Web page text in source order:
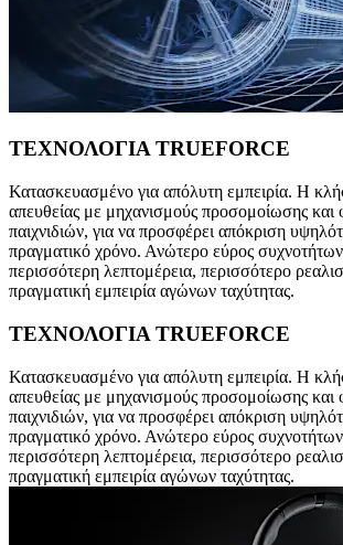
ΤΕΧΝΟΛΟΓΙΑ TRUEFORCE
Κατασκευασμένο για απόλυτη εμπειρία. Η
απευθείας με μηχανισμούς προσομοίωσης και
παιχνιδιών, για να προσφέρει απόκριση
πραγματικό χρόνο. Ανώτερο εύρος
περισσότερη λεπτομέρεια, περισσότερο
πραγματική εμπειρία αγώνων ταχύτητας.
ΤΕΧΝΟΛΟΓΙΑ TRUEFORCE
Κατασκευασμένο για απόλυτη εμπειρία. Η
απευθείας με μηχανισμούς προσομοίωσης και
παιχνιδιών, για να προσφέρει απόκριση
πραγματικό χρόνο. Ανώτερο εύρος
περισσότερη λεπτομέρεια, περισσότερο
πραγματική εμπειρία αγώνων ταχύτητας.